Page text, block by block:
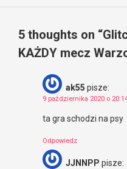
5 thoughts on “
KAŻDY mecz
ak55 pisze:
9 października 2020 o
ta gra schodzi na psy
Odpowiedz
JJNNPP pisze: